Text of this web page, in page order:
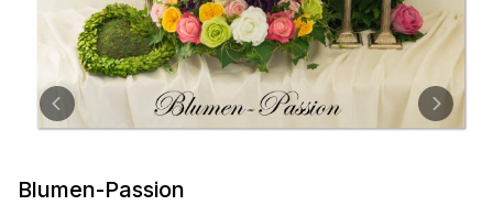
Blumen-Passion